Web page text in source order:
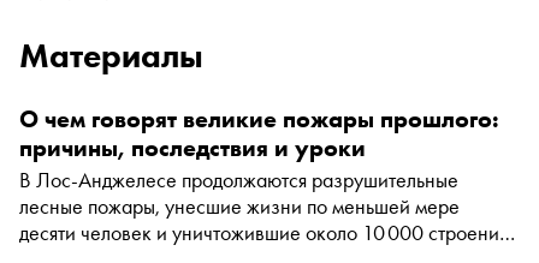
Материалы
О чем говорят великие пожары прошлого:
причины, последствия и уроки
В Лос-Анджелесе продолжаются разрушительные
лесные пожары, унесшие жизни по меньшей мере
десяти человек и уничтожившие около 10 000 строений.